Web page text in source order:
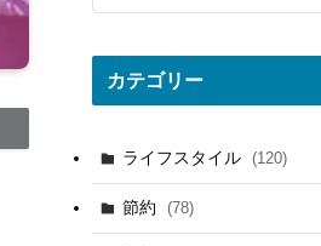
カテゴリー
ライフスタイル (120)
節約 (78)